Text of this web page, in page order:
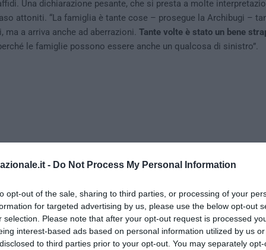
- Do Not Process My Personal Information
opt-out of the sale, sharing to third parties, or processing of your
for targeted advertising by us, please use the below opt-out
selection. Please note that after your opt-out request is processed
interest-based ads based on personal information utilized by us
to third parties prior to your opt-out. You may separately
Una dichiarazione pesante, che si presta a molte
attoniti. “La famiglia è tante cose – prosegue la Archibugi –
ma a arriva anche ad aberrazioni. Tante volte è stato un bene
le famiglie possono essere anche un qualcosa di sinistro”.